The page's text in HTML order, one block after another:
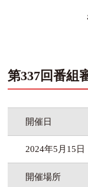
第337回番組
開催日
2024年5月15
開催場所